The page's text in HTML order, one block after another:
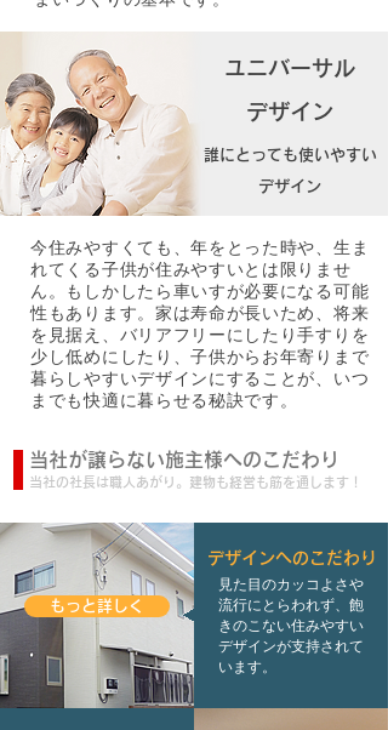
今住みやすくても、年をとった時や、生ま
れてくる子供が住みやすいとは限りませ
ん。もしかしたら車いすが必要になる可能
性もあります。家は寿命が長いため、将来
を見据え、バリアフリーにしたり手すりを
少し低めにしたり、子供からお年寄りまで
暮らしやすいデザインにすることが、いつ
までも快適に暮らせる秘訣です。
ユニバーサル
デザイン
誰にとっても使いやすい
デザイン
もっと詳しく
デザインへのこだわり
見た目のカッコよさや
流行にとらわれず、飽
きのこない住みやすい
デザインが支持されて
います。
当社が譲らない施主様へのこだわり
当社の社長は職人あがり。建物も経営も筋を通します！